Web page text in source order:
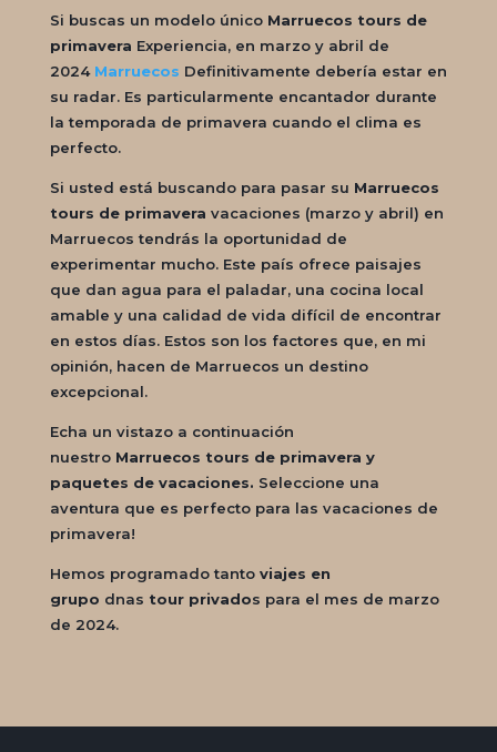
Si buscas un modelo único Marruecos tours de
primavera Experiencia, en marzo y abril de
2024 Marruecos Definitivamente debería estar en
su radar. Es particularmente encantador durante
la temporada de primavera cuando el clima es
perfecto.
Si usted está buscando para pasar su Marruecos
tours de primavera vacaciones (marzo y abril) en
Marruecos tendrás la oportunidad de
experimentar mucho. Este país ofrece paisajes
que dan agua para el paladar, una cocina local
amable y una calidad de vida difícil de encontrar
en estos días. Estos son los factores que, en mi
opinión, hacen de Marruecos un destino
excepcional.
Echa un vistazo a continuación
nuestro Marruecos tours de primavera y
paquetes de vacaciones. Seleccione una
aventura que es perfecto para las vacaciones de
primavera!
Hemos programado tanto viajes en
grupo dnas tour privados para el mes de marzo
de 2024.